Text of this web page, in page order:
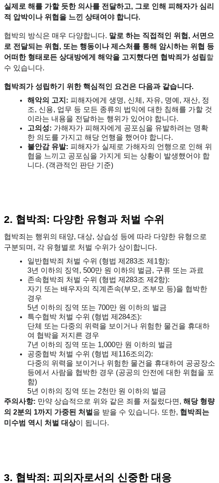
실제로 해를 가할 듯한 의사를 전달하고, 그로 인해 피해자가 심리
적 압박이나 위협을 느낀 상태여야 합니다.
협박의 방식은 매우 다양합니다. 말로 하는 직접적인 위협, 서면으
로 전달되는 위협, 또는 행동이나 제스처를 통해 암시하는 위협 등
어떠한 형태로든 상대방에게 해악을 고지했다면 협박죄가 성립할
수 있습니다.
협박죄가 성립하기 위한 핵심적인 요건은 다음과 같습니다.
해악의 고지: 피해자에게 생명, 신체, 자유, 명예, 재산, 정
조, 신용, 업무 등 모든 종류의 법익에 대한 침해를 가할 것
이라는 내용을 전달하는 행위가 있어야 합니다.
고의성: 가해자가 피해자에게 공포심을 유발하려는 명확
한 의도를 가지고 해당 언행을 했어야 합니다.
불안감 유발: 피해자가 실제로 가해자의 언행으로 인해 위
협을 느끼고 공포심을 가지게 되는 상황이 발생했어야 합
니다. (객관적인 판단 기준)
2. 협박죄: 다양한 유형과 처벌 수위
협박죄는 행위의 태양, 대상, 상습성 등에 따라 다양한 유형으로
구분되며, 각 유형별로 처벌 수위가 상이합니다.
일반협박죄 처벌 수위 (형법 제283조 제1항):
3년 이하의 징역, 500만 원 이하의 벌금, 구류 또는 과료
존속협박죄 처벌 수위 (형법 제283조 제2항):
자기 또는 배우자의 직계존속(부모, 조부모 등)을 협박한
경우
5년 이하의 징역 또는 700만 원 이하의 벌금
특수협박 처벌 수위 (형법 제284조):
단체 또는 다중의 위력을 보이거나 위험한 물건을 휴대하
여 협박을 저지른 경우
7년 이하의 징역 또는 1,000만 원 이하의 벌금
공중협박 처벌 수위 (형법 제116조의2):
다중의 위력을 보이거나 위험한 물건을 휴대하여 공공장소
등에서 사람을 협박한 경우 (공공의 안전에 대한 위협을 포
함)
5년 이하의 징역 또는 2천만 원 이하의 벌금
주의사항: 만약 상습적으로 위와 같은 죄를 저질렀다면, 해당 형량
의 2분의 1까지 가중된 처벌 을 받을 수 있습니다. 또한, 협박죄는
미수범 역시 처벌 대상이 됩니다.
3. 협박죄: 피의자로서의 신중한 대응